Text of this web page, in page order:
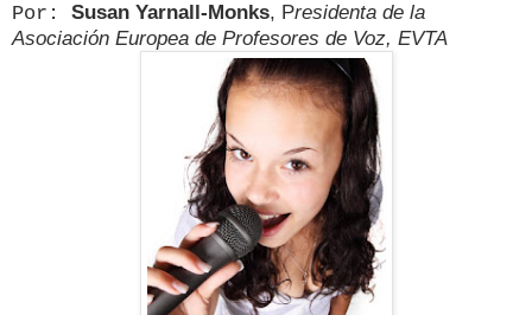
Por: Susan Yarnall-Monks, Presidenta de la
Asociación Europea de Profesores de Voz, EVTA